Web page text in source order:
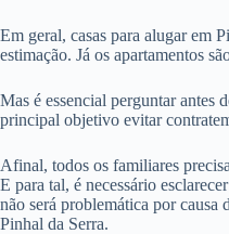
Em geral, casas para alugar em
estimação. Já os apartamentos
Mas é essencial perguntar antes
principal objetivo evitar
Afinal, todos os familiares
E para tal, é necessário
não será problemática por causa
Pinhal da Serra.